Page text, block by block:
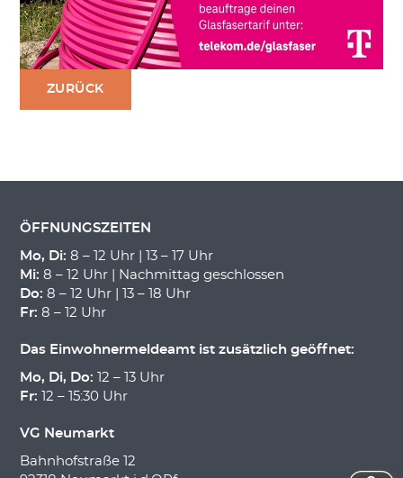
ZURÜCK
ÖFFNUNGSZEITEN
Mo, Di: 8 – 12 Uhr | 13 – 17 Uhr
Mi: 8 – 12 Uhr | Nachmittag geschlossen
Do: 8 – 12 Uhr | 13 – 18 Uhr
Fr: 8 – 12 Uhr
Das Einwohnermeldeamt ist zusätzlich geöffnet:
Mo, Di, Do: 12 – 13 Uhr
Fr: 12 – 15:30 Uhr
VG Neumarkt
Bahnhofstraße 12